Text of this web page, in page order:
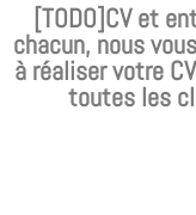
[TODO]CV et
chacun, nous
à réaliser votre
toutes les